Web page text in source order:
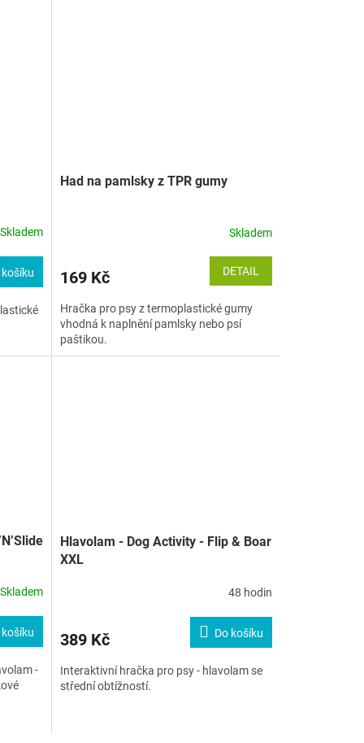
Skladem
košíku
Had na pamlsky z TPR gumy
Skladem
169 Kč DETAIL
Hračka pro psy z termoplastické gumy
vhodná k naplnění pamlsky nebo psí
paštikou.
Skladem
košíku
-
Hlavolam - Dog Activity - Flip & Boar
XXL
48 hodin
389 Kč Do košíku
Interaktivní hračka pro psy - hlavolam se
střední obtížností.